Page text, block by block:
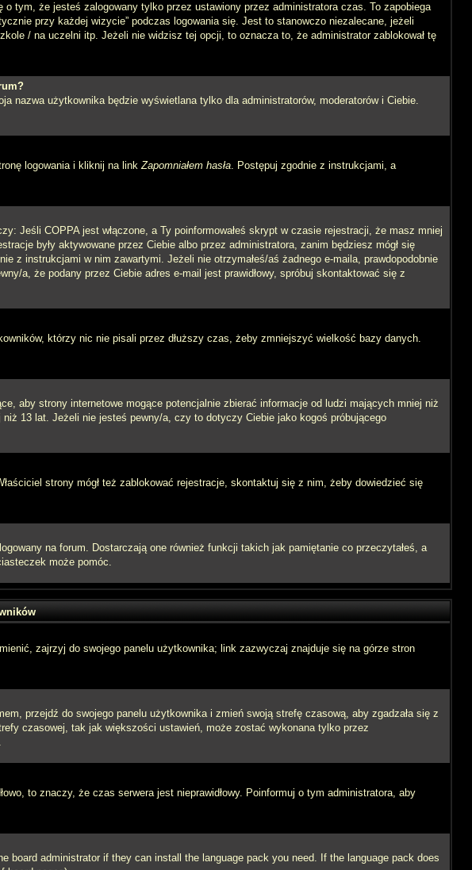
o tym, że jesteś zalogowany tylko przez ustawiony przez administratora czas. To zapobiega
przy każdej wizycie” podczas logowania się. Jest to stanowczo niezalecane, jeżeli
/ na uczelni itp. Jeżeli nie widzisz tej opcji, to oznacza to, że administrator zablokował tę
nazwa użytkownika będzie wyświetlana tylko dla administratorów, moderatorów i Ciebie.
logowania i kliknij na linkZapomniałem hasła. Postępuj zgodnie z instrukcjami, a
Jeśli COPPA jest włączone, a Ty poinformowałeś skrypt w czasie rejestracji, że masz mniej
były aktywowane przez Ciebie albo przez administratora, zanim będziesz mógł się
z instrukcjami w nim zawartymi. Jeżeli nie otrzymałeś/aś żadnego e-maila, prawdopodobnie
a, że podany przez Ciebie adres e-mail jest prawidłowy, spróbuj skontaktować się z
którzy nic nie pisali przez dłuższy czas, żeby zmniejszyć wielkość bazy danych.
aby strony internetowe mogące potencjalnie zbierać informacje od ludzi mających mniej niż
13 lat. Jeżeli nie jesteś pewny/a, czy to dotyczy Ciebie jako kogoś próbującego
strony mógł też zablokować rejestracje, skontaktuj się z nim, żeby dowiedzieć się
na forum. Dostarczają one również funkcji takich jak pamiętanie co przeczytałeś, a
może pomóc.
zajrzyj do swojego panelu użytkownika; link zazwyczaj znajduje się na górze stron
przejdź do swojego panelu użytkownika i zmień swoją strefę czasową, aby zgadzała się z
czasowej, tak jak większości ustawień, może zostać wykonana tylko przez
to znaczy, że czas serwera jest nieprawidłowy. Poinformuj o tym administratora, aby
board administrator if they can install the language pack you need. If the language pack does